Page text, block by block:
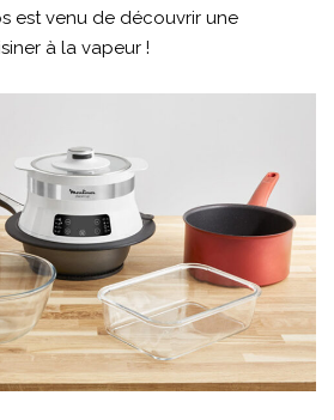
est venu de découvrir une
à la vapeur !